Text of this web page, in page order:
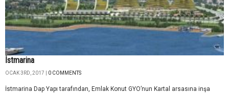
İstmarina
OCAK 3RD, 2017 | 0 COMMENTS
İstmarina Dap Yapı tarafından, Emlak Konut GYO’nun Kartal arsasına inşa